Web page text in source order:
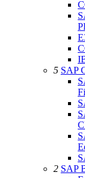
5 SAP
2 SAP